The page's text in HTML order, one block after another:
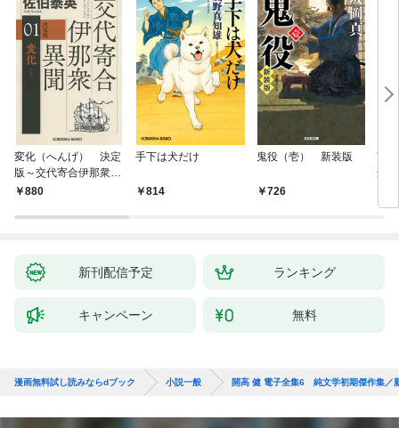
変化（へんげ） 決定
版～交代寄合伊那衆異
聞（1）～
880
手下は犬だけ
814
鬼役（壱） 新装版
726
南
舟
新刊配信予定 ランキング
キャンペーン 無料
漫画無料試し読みならdブック 小説一般 開高 健 電子全集6 純文学初期傑作集